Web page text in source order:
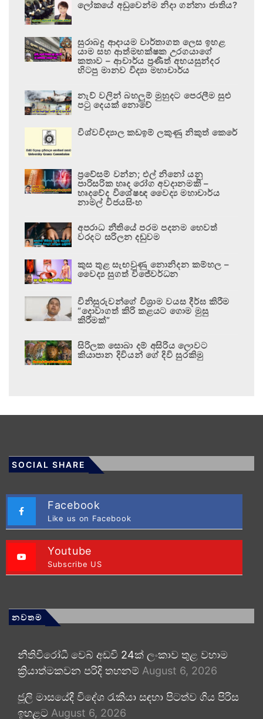
ලෝකයේ අඩුවෙන්ම නිදා ගන්නා ජාතිය?
සුරාබදු ආදායම වාර්තාගත ලෙස ඉහළ
යාම සහ ආත්මභක්ෂක උරගයාගේ
කතාව – ආචාර්ය ප්‍රණීත් අභයසුන්දර
හිටපු මානව විද්‍යා මහාචාර්ය
නැව් වලින් බහලුම් මුහුදට පෙරලීම සුළු
පටු දෙයක් නොවේ
විශ්වවිද්‍යාල කඩඉම් ලකුණු නිකුත් කෙරේ
ප්‍රවේසම් වන්න; එල් නිනෝ යනු
පාරිසරික හෘද රෝග අවදානමකි –
හෘදවේද විශේෂඥ වෛද්‍ය මහාචාර්ය
නාමල් විජයසිංහ
අපරාධ නීතියේ පරම පදනම හෙවත්
වරදට සරිලන දඬුවම
කුස තුළ සැඟවුණු නොනිදන කම්හල –
වෛද්‍ය සුගත් විජේවර්ධන
විනිසුරුවන්ගේ විශ්‍රාම වයස දීර්ඝ කිරීම
“දොවාගත් කිරි කළයට ගොම මුසු
කිරීමක්”
සිරිලක සොබා දම් අසිරිය ලොවට
කියාපාන දිවියන් ගේ දිවි සුරකිමු
SOCIAL SHARE
Facebook
Like us on Facebook
Youtube
Subscribe US
නවතම
නීතිවිරෝධී වෙබ් අඩවි 24ක් ලංකාව තුළ වහාම
ක්‍රියාත්මකවන පරිදි තහනම් August 6, 2026
ජූලි මාසයේදී විදේශ රැකියා සඳහා පිටත්ව ගිය පිරිස
ඉහළට August 6, 2026